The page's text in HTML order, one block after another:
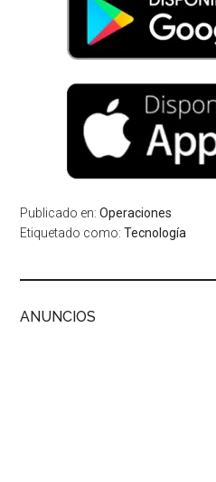
Publicado en:Operaciones
Etiquetado como:Tecnología
ANUNCIOS